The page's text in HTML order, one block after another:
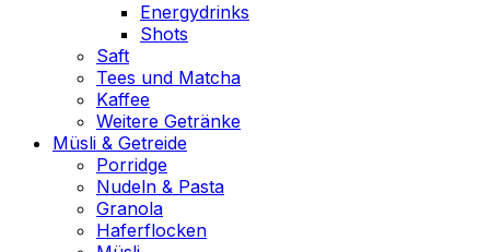
Energydrinks
Shots
Saft
Tees und Matcha
Kaffee
Weitere Getränke
Müsli & Getreide
Porridge
Nudeln & Pasta
Granola
Haferflocken